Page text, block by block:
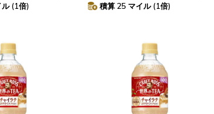
(1倍) 積算 25 マイル (1倍)